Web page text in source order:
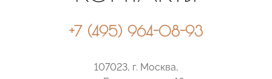
+7 (495) 964-08-93
107023, г. Москва,